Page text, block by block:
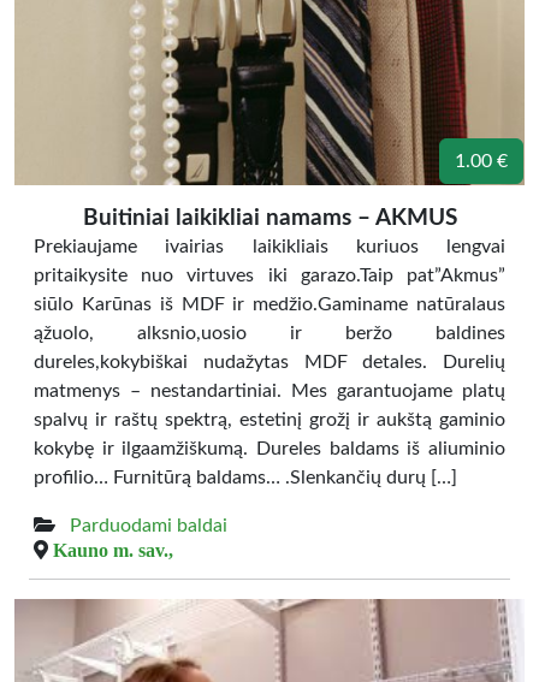
1.00 €
Buitiniai laikikliai namams – AKMUS
Prekiaujame ivairias laikikliais kuriuos lengvai
pritaikysite nuo virtuves iki garazo.Taip pat”Akmus”
siūlo Karūnas iš MDF ir medžio.Gaminame natūralaus
ąžuolo, alksnio,uosio ir beržo baldines
dureles,kokybiškai nudažytas MDF detales. Durelių
matmenys – nestandartiniai. Mes garantuojame platų
spalvų ir raštų spektrą, estetinį grožį ir aukštą gaminio
kokybę ir ilgaamžiškumą. Dureles baldams iš aliuminio
profilio… Furnitūrą baldams… .Slenkančių durų […]
Parduodami baldai
Kauno m. sav.,